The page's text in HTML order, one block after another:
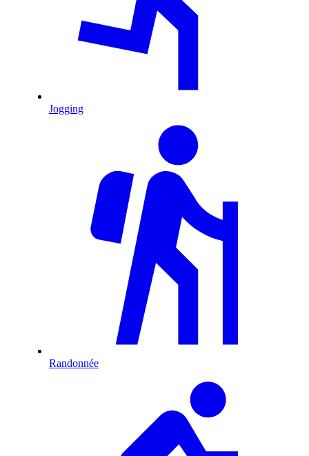
Jogging
Randonnée